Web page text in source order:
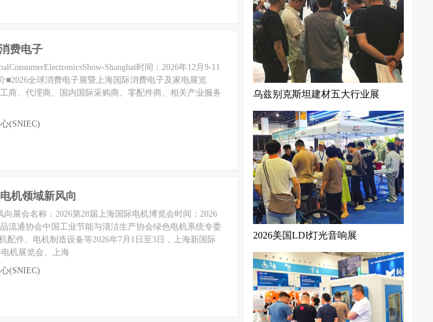
费电子
Shanghai时间：2026年12月9-11
■2026全球消费电子展暨上海国际消费电子及家电展览
商、代理商、国内国际采购商、零配件商、相关产业服务
(SNIEC)
机领域新风向
展会名称：2026第28届上海国际电机博览会时间：2026
流通协会中国工业节能与清洁生产协会绿色电机系统专委
件、电机制造设备等2026年7月1日至3日，上海新国际
机展览会、上海
(SNIEC)
乌兹别克斯坦建材五大行业展
2026美国LDI灯光音响展